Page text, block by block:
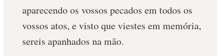
aparecendo os vossos pecados em todos os
vossos atos, e visto que viestes em memória,
sereis apanhados na mão.